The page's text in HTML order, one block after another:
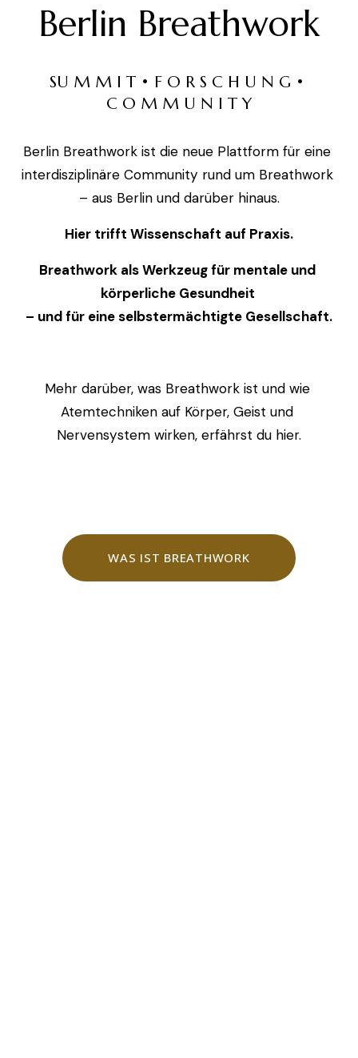
Berlin Breathwork
SU M M I T • F O R S C H U N G •
C O M M U N I T Y
Berlin Breathwork ist die neue Plattform für eine
interdisziplinäre Community rund um Breathwork
– aus Berlin und darüber hinaus.
Hier trifft Wissenschaft auf Praxis.
Breathwork als Werkzeug für mentale und
körperliche Gesundheit
– und für eine selbstermächtigte Gesellschaft.
Mehr darüber, was Breathwork ist und wie
Atemtechniken auf Körper, Geist und
Nervensystem wirken, erfährst du hier.
WAS IST BREATHWORK